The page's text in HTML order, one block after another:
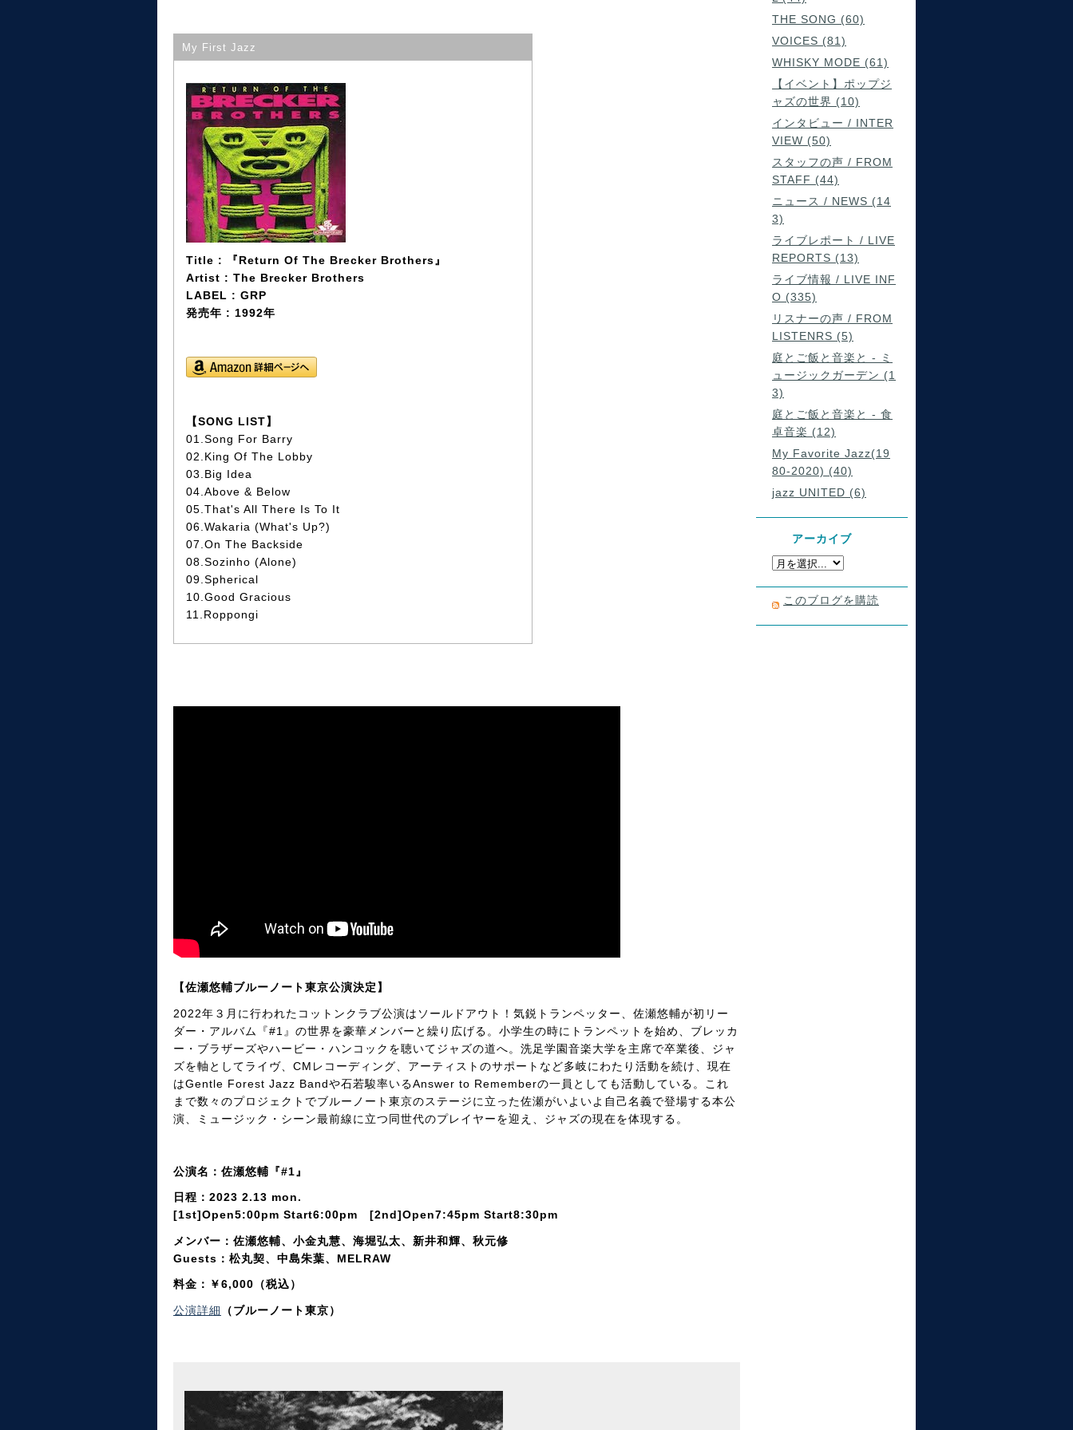
My First Jazz
Title : 『Return Of The Brecker Brothers』
Artist : The Brecker Brothers
LABEL : GRP
発売年 : 1992年
【SONG LIST】
01.Song For Barry
02.King Of The Lobby
03.Big Idea
04.Above & Below
05.That's All There Is To It
06.Wakaria (What's Up?)
07.On The Backside
08.Sozinho (Alone)
09.Spherical
10.Good Gracious
11.Roppongi
【佐瀬悠輔ブルーノート東京公演決定】
2022年３月に行われたコットンクラブ公演はソールドアウト！気鋭トランペッター、佐瀬悠輔が初リー
ダー・アルバム『#1』の世界を豪華メンバーと繰り広げる。小学生の時にトランペットを始め、ブレッカ
ー・ブラザーズやハービー・ハンコックを聴いてジャズの道へ。洗足学園音楽大学を主席で卒業後、ジャ
ズを軸としてライヴ、CMレコーディング、アーティストのサポートなど多岐にわたり活動を続け、現在
はGentle Forest Jazz Bandや石若駿率いるAnswer to Rememberの一員としても活動している。これ
まで数々のプロジェクトでブルーノート東京のステージに立った佐瀬がいよいよ自己名義で登場する本公
演、ミュージック・シーン最前線に立つ同世代のプレイヤーを迎え、ジャズの現在を体現する。
公演名：佐瀬悠輔『#1』
日程：2023 2.13 mon.
[1st]Open5:00pm Start6:00pm [2nd]Open7:45pm Start8:30pm
メンバー：佐瀬悠輔、小金丸慧、海堀弘太、新井和輝、秋元修
Guests：松丸契、中島朱葉、MELRAW
料金：￥6,000（税込）
公演詳細 （ブルーノート東京）
THE SONG (60)
VOICES (81)
WHISKY MODE (61)
【イベント】ポップジ
ャズの世界 (10)
インタビュー / INTER
VIEW (50)
スタッフの声 / FROM
STAFF (44)
ニュース / NEWS (14
3)
ライブレポート / LIVE
REPORTS (13)
ライブ情報 / LIVE INF
O (335)
リスナーの声 / FROM
LISTENRS (5)
庭とご飯と音楽と - ミ
ュージックガーデン (1
3)
庭とご飯と音楽と - 食
卓音楽 (12)
My Favorite Jazz(19
80-2020) (40)
jazz UNITED (6)
アーカイブ
このブログを購読